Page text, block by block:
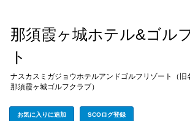
那須霞ヶ城ホテル&ゴル
ト
ナスカスミガジョウホテルアンドゴルフリゾート（旧
那須霞ヶ城ゴルフクラブ）
お気に入りに追加 SCOログ登録